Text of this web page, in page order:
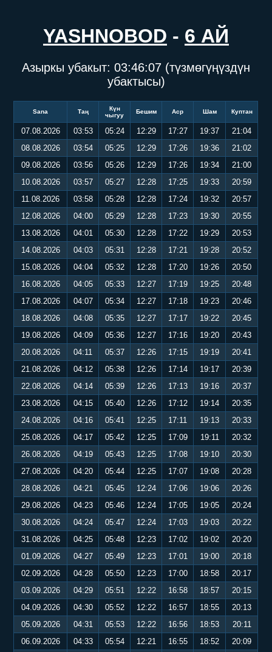
YASHNOBOD - 6 АЙ
Азыркы убакыт: 03:46:07 (түзмөгүңүздүн
убактысы)
Sana Таң
Күн
чыгуу
Бешим Аср Шам Куптан
07.08.2026 03:53 05:24 12:29 17:27 19:37
21:04
08.08.2026
03:54 05:25 12:29 17:26 19:36
21:02
09.08.2026
03:56 05:26 12:29 17:26 19:34
21:00
10.08.2026
03:57 05:27 12:28 17:25 19:33
20:59
11.08.2026
03:58 05:28 12:28 17:24 19:32
20:57
12.08.2026
04:00 05:29 12:28 17:23 19:30
20:55
13.08.2026
04:01 05:30 12:28 17:22 19:29
20:53
14.08.2026
04:03 05:31 12:28 17:21 19:28
20:52
15.08.2026
04:04 05:32 12:28 17:20 19:26
20:50
16.08.2026
04:05 05:33 12:27 17:19 19:25
20:48
17.08.2026
04:07 05:34 12:27 17:18 19:23
20:46
18.08.2026
04:08 05:35 12:27 17:17 19:22
20:45
19.08.2026
04:09 05:36 12:27 17:16 19:20
20:43
20.08.2026
04:11 05:37 12:26 17:15 19:19
20:41
21.08.2026
04:12 05:38 12:26 17:14 19:17
20:39
22.08.2026
04:14 05:39 12:26 17:13 19:16
20:37
23.08.2026
04:15 05:40 12:26 17:12 19:14
20:35
24.08.2026
04:16 05:41 12:25 17:11 19:13
20:33
25.08.2026
04:17 05:42 12:25 17:09 19:11
20:32
26.08.2026
04:19 05:43 12:25 17:08 19:10
20:30
27.08.2026
04:20 05:44 12:25 17:07 19:08
20:28
28.08.2026
04:21 05:45 12:24 17:06 19:06
20:26
29.08.2026
04:23 05:46 12:24 17:05 19:05
20:24
30.08.2026
04:24 05:47 12:24 17:03 19:03
20:22
31.08.2026
04:25 05:48 12:23 17:02 19:02
20:20
01.09.2026
04:27 05:49 12:23 17:01 19:00
20:18
02.09.2026
04:28 05:50 12:23 17:00 18:58
20:17
03.09.2026
04:29 05:51 12:22 16:58 18:57
20:15
04.09.2026
04:30 05:52 12:22 16:57 18:55
20:13
05.09.2026
04:31 05:53 12:22 16:56 18:53
20:11
06.09.2026
04:33 05:54 12:21 16:55 18:52
20:09